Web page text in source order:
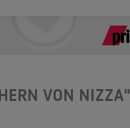
VON NIZZA"